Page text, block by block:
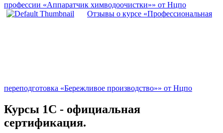
профессии «Аппаратчик химводоочистки»» от Нцпо
Отзывы о курсе «Профессиональная
переподготовка «Бережливое производство»» от Нцпо
Курсы 1С - официальная
сертификация.